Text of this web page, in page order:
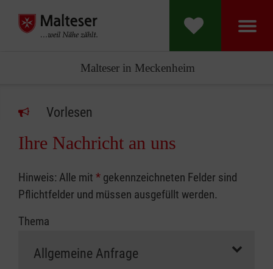
Malteser in Meckenheim
Vorlesen
Ihre Nachricht an uns
Hinweis: Alle mit * gekennzeichneten Felder sind
Pflichtfelder und müssen ausgefüllt werden.
Thema